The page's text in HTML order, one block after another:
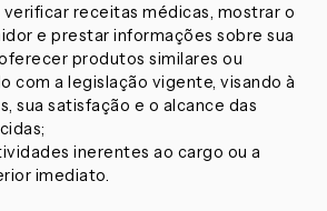
verificar receitas médicas, mostrar o
e prestar informações sobre sua
produtos similares ou
com a legislação vigente, visando à
sua satisfação e o alcance das
inerentes ao cargo ou a
imediato.